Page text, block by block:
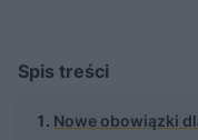
Spis treści
Nowe obowiązki